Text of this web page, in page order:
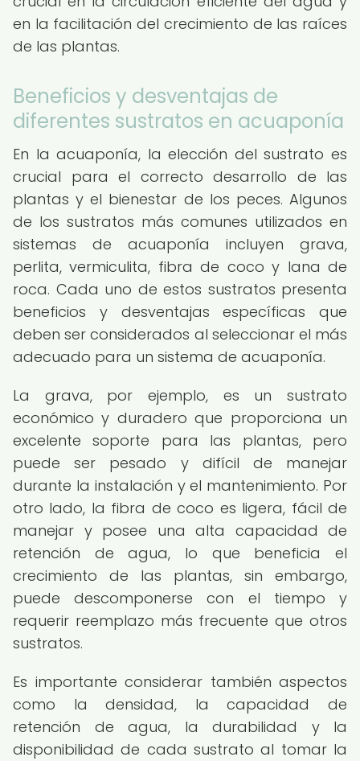
en la facilitación del crecimiento de las raíces
de las plantas.
Beneficios y desventajas de
diferentes sustratos en acuaponía
En la acuaponía, la elección del sustrato es
crucial para el correcto desarrollo de las
plantas y el bienestar de los peces. Algunos
de los sustratos más comunes utilizados en
sistemas de acuaponía incluyen grava,
perlita, vermiculita, fibra de coco y lana de
roca. Cada uno de estos sustratos presenta
beneficios y desventajas específicas que
deben ser considerados al seleccionar el más
adecuado para un sistema de acuaponía.
La grava, por ejemplo, es un sustrato
económico y duradero que proporciona un
excelente soporte para las plantas, pero
puede ser pesado y difícil de manejar
durante la instalación y el mantenimiento. Por
otro lado, la fibra de coco es ligera, fácil de
manejar y posee una alta capacidad de
retención de agua, lo que beneficia el
crecimiento de las plantas, sin embargo,
puede descomponerse con el tiempo y
requerir reemplazo más frecuente que otros
sustratos.
Es importante considerar también aspectos
como la densidad, la capacidad de
retención de agua, la durabilidad y la
disponibilidad de cada sustrato al tomar la